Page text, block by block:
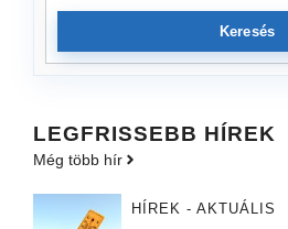
Keresés
LEGFRISSEBB HÍREK
Még több hír
HÍREK - AKTUÁLIS